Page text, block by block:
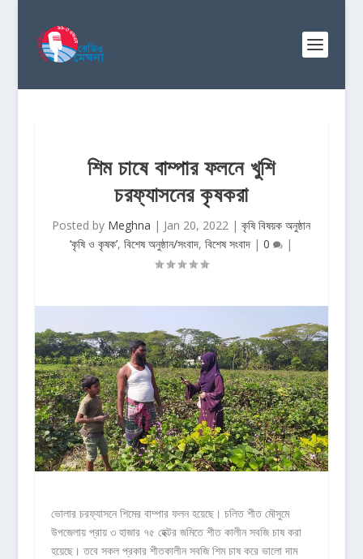
শিম চাষে বাম্পার ফলনে খুশি
চরফ্যাসনের কৃষকরা
Posted by Meghna | Jan 20, 2022 |কৃষি বিষয়ক অনুষ্ঠান
‘কৃষি ও কৃষক’,বিশেষ অনুষ্ঠান/সংবাদ,বিশেষ সংবাদ |0 |
ভোলার চরফ্যাসনে শিমের বাম্পার ফলন হয়েছে। চলিত শীত মৌসুমে
উপজেলায় প্রায় ৩ হাজার ৭৫ হেক্টর জমিতে শীত কালীন সবজি চাষ করা
হয়েছে। তবে সকল প্রকার শীতকালীন সবজি শিম চাষ করে ভালো দাম